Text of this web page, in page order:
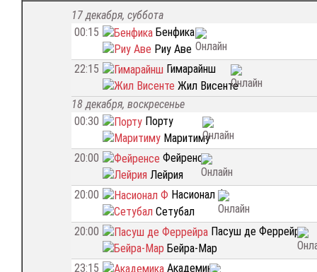
17 декабря, суббота
00:15
Бенфика
Риу Аве
22:15
Гимарайнш
Жил Висенте
18 декабря, воскресенье
00:30
Порту
Маритиму
20:00
Фейренсе
Лейрия
20:00
Насионал Ф
Сетубал
20:00
Пасуш де Феррейра
Бейра-Мар
23:15
Академика